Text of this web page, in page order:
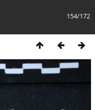
154/172